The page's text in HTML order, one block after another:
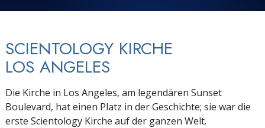
SCIENTOLOGY KIRCHE
LOS ANGELES
Die Kirche in Los Angeles, am legendären Sunset
Boulevard, hat einen Platz in der Geschichte; sie war die
erste Scientology Kirche auf der ganzen Welt.